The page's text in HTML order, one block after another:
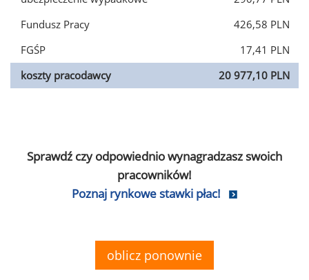
Fundusz Pracy
426,58 PLN
FGŚP
17,41 PLN
koszty pracodawcy
20 977,10 PLN
Sprawdź czy odpowiednio wynagradzasz swoich
pracowników!
Poznaj rynkowe stawki płac!
oblicz ponownie